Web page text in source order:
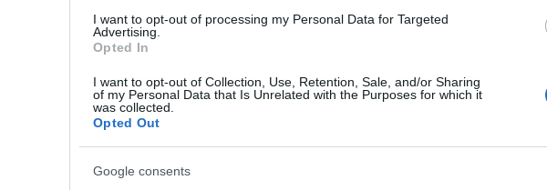
I want to opt-out of processing my Personal Data for Targeted
Advertising.
Opted In
I want to opt-out of Collection, Use, Retention, Sale, and/or Sharing
of my Personal Data that Is Unrelated with the Purposes for which it
was collected.
Opted Out
Google consents
Szólj hozzá!